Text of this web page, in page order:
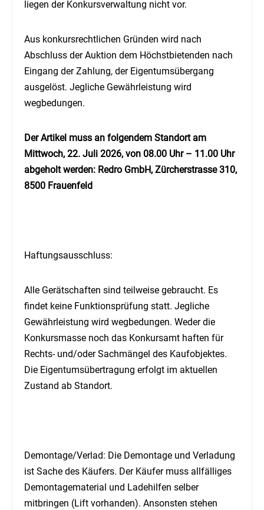
liegen der Konkursverwaltung nicht vor.
Aus konkursrechtlichen Gründen wird nach
Abschluss der Auktion dem Höchstbietenden nach
Eingang der Zahlung, der Eigentumsübergang
ausgelöst. Jegliche Gewährleistung wird
wegbedungen.
Der Artikel muss an folgendem Standort am
Mittwoch, 22. Juli 2026, von 08.00 Uhr – 11.00 Uhr
abgeholt werden: Redro GmbH, Zürcherstrasse 310,
8500 Frauenfeld
Haftungsausschluss:
Alle Gerätschaften sind teilweise gebraucht. Es
findet keine Funktionsprüfung statt. Jegliche
Gewährleistung wird wegbedungen. Weder die
Konkursmasse noch das Konkursamt haften für
Rechts- und/oder Sachmängel des Kaufobjektes.
Die Eigentumsübertragung erfolgt im aktuellen
Zustand ab Standort.
Demontage/Verlad: Die Demontage und Verladung
ist Sache des Käufers. Der Käufer muss allfälliges
Demontagematerial und Ladehilfen selber
mitbringen (Lift vorhanden). Ansonsten stehen